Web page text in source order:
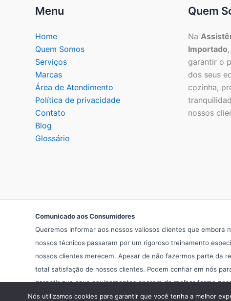
Menu
Home
Quem Somos
Serviços
Marcas
Área de Atendimento
Política de privacidade
Contato
Blog
Glossário
Quem
Na
Importado
garantir o
dos seus
cozinha,
nossos
Comunicado aos Consumidores
Queremos informar aos nossos valiosos clientes que embora
nossos técnicos passaram por um rigoroso treinamento
nossos clientes merecem. Apesar de não fazermos parte da
total satisfação de nossos clientes. Podem confiar em nós
garantir que seus equipamentos operem da melhor forma
Nós utilizamos cookies para garantir que você tenha a melhor